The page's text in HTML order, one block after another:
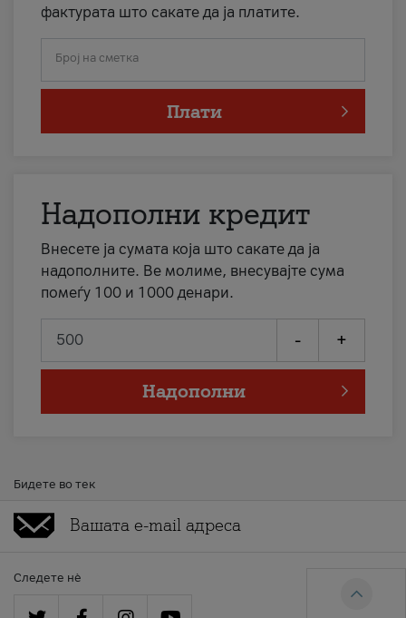
фактурата што сакате да ја платите.
Број на сметка
Плати
Надополни кредит
Внесете ја сумата која што сакате да ја
надополните. Ве молиме, внесувајте сума
помеѓу 100 и 1000 денари.
- +
Надополни
Бидете во тек
Следете нè